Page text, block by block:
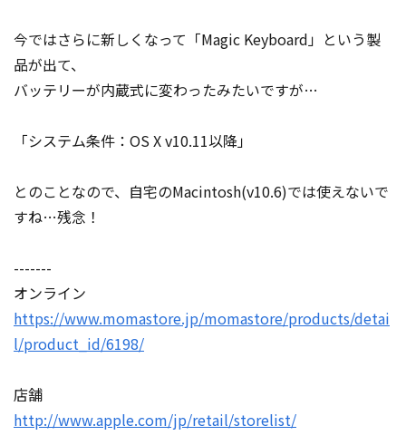
今ではさらに新しくなって「Magic Keyboard」という製
品が出て、
バッテリーが内蔵式に変わったみたいですが…
「システム条件：OS X v10.11以降」
とのことなので、自宅のMacintosh(v10.6)では使えないで
すね…残念！
-------
オンライン
https://www.momastore.jp/momastore/products/detai
l/product_id/6198/
店舗
http://www.apple.com/jp/retail/storelist/